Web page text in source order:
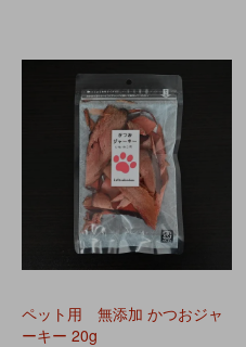
ペット用 無添加 かつおジャ
ーキー 20g